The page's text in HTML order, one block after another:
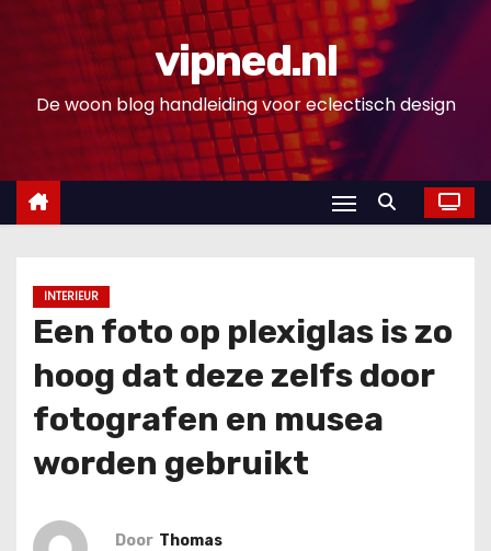
n
vipned.nl
De woon blog handleiding voor eclectisch design
INTERIEUR
Een foto op plexiglas is zo
hoog dat deze zelfs door
fotografen en musea
worden gebruikt
Door Thomas